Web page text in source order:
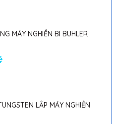
MÁY NGHIỀN BI BUHLER
LẮP MÁY NGHIỀN